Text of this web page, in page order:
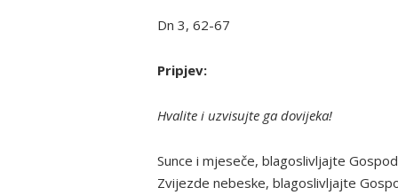
Dn 3, 62-67
Pripjev:
Hvalite i uzvisujte ga dovijeka!
Sunce i mjeseče, blagoslivljajte
Zvijezde nebeske, blagoslivljajte